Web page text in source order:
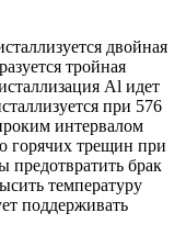
двойная
тройная
Al идет
при 576
интервалом
горячих трещин при
предотвратить брак
температуру
поддерживать